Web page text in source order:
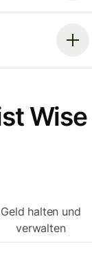
Wise
Geld halten und
verwalten